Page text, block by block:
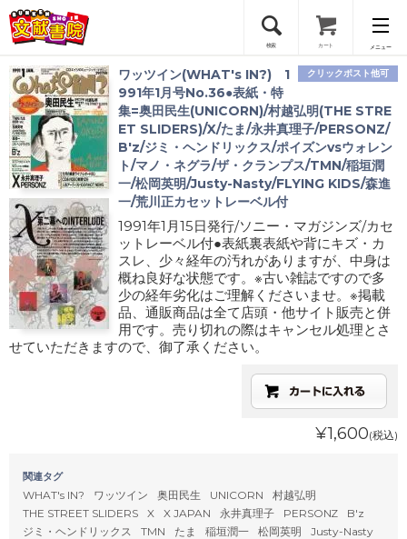
検索 カート メニュー
会員登録
ログイン
クリックポスト他可
ワッツイン(WHAT's IN?) 1
991年1月号No.36●表紙・特
集=奥田民生(UNICORN)/村越弘明(THE STRE
ET SLIDERS)/X/たま/永井真理子/PERSONZ/
B'z/ジミ・ヘンドリックス/ポイズンvsウォレン
ト/マノ・ネグラ/ザ・クランプス/TMN/稲垣潤
一/松岡英明/Justy-Nasty/FLYING KIDS/森進
一/荒川正カセットレーベル付
1991年1月15日発行/ソニー・マガジンズ/カセ
ットレーベル付●表紙裏表紙や背にキズ・カ
スレ、少々経年の汚れがありますが、中身は
概ね良好な状態です。※古い雑誌ですので多
少の経年劣化はご理解くださいませ。※掲載
品、通販商品は全て店頭・他サイト販売と併
用です。売り切れの際はキャンセル処理とさ
せていただきますので、御了承ください。
¥1,600(税込)
関連タグ
WHAT's IN? ワッツイン 奥田民生 UNICORN
村越弘明
THE STREET SLIDERS
X X JAPAN 永井真理子 PERSONZ
B'z
ジミ・ヘンドリックス
TMN たま 稲垣潤一 松岡英明
Justy-Nasty